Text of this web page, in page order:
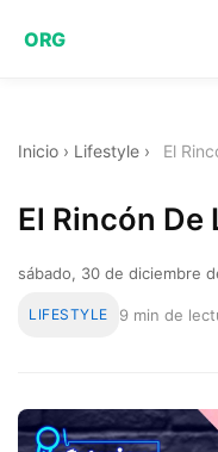
ORG
Inicio › Lifestyle › El
El Rincón De
sábado, 30 de diciembre
LIFESTYLE 9 min de